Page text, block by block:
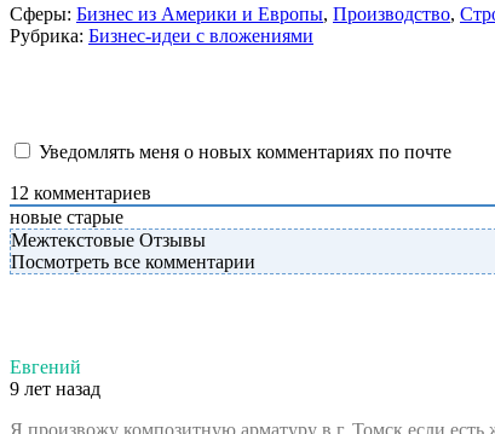
Сферы: Бизнес из Америки и Европы, Производство,
Рубрика: Бизнес-идеи с вложениями
Уведомлять меня о новых комментариях по почте
12 комментариев
новые старые
Межтекстовые Отзывы
Посмотреть все комментарии
Евгений
9 лет назад
Я произвожу композитную арматуру в г. Томск если